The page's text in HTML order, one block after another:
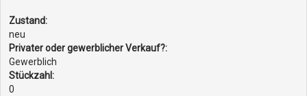
Zustand:
neu
Privater oder gewerblicher Verkauf?:
Gewerblich
Stückzahl:
0